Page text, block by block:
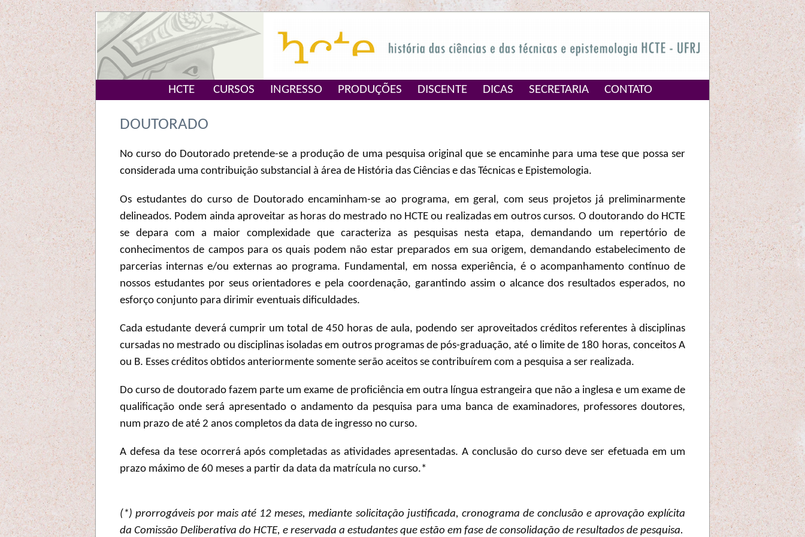
HCTE CURSOS INGRESSO PRODUÇÕES DISCENTE DICAS SECRETARIA CONTATO
DOUTORADO
No curso do Doutorado pretende-se a produção de uma pesquisa original que se encaminhe para uma tese que possa ser
considerada uma contribuição substancial à área de História das Ciências e das Técnicas e Epistemologia.
Os estudantes do curso de Doutorado encaminham-se ao programa, em geral, com seus projetos já preliminarmente
delineados. Podem ainda aproveitar as horas do mestrado no HCTE ou realizadas em outros cursos. O doutorando do HCTE
se depara com a maior complexidade que caracteriza as pesquisas nesta etapa, demandando um repertório de
conhecimentos de campos para os quais podem não estar preparados em sua origem, demandando estabelecimento de
parcerias internas e/ou externas ao programa. Fundamental, em nossa experiência, é o acompanhamento contínuo de
nossos estudantes por seus orientadores e pela coordenação, garantindo assim o alcance dos resultados esperados, no
esforço conjunto para dirimir eventuais dificuldades.
Cada estudante deverá cumprir um total de 450 horas de aula, podendo ser aproveitados créditos referentes à disciplinas
cursadas no mestrado ou disciplinas isoladas em outros programas de pós-graduação, até o limite de 180 horas, conceitos A
ou B. Esses créditos obtidos anteriormente somente serão aceitos se contribuírem com a pesquisa a ser realizada.
Do curso de doutorado fazem parte um exame de proficiência em outra língua estrangeira que não a inglesa e um exame de
qualificação onde será apresentado o andamento da pesquisa para uma banca de examinadores, professores doutores,
num prazo de até 2 anos completos da data de ingresso no curso.
A defesa da tese ocorrerá após completadas as atividades apresentadas. A conclusão do curso deve ser efetuada em um
prazo máximo de 60 meses a partir da data da matrícula no curso.*
(*) prorrogáveis por mais até 12 meses, mediante solicitação justificada, cronograma de conclusão e aprovação explícita
da Comissão Deliberativa do HCTE, e reservada a estudantes que estão em fase de consolidação de resultados de pesquisa.